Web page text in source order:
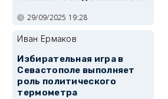
29/09/2025 19:28
Иван Ермаков
Избирательная игра в
Севастополе выполняет
роль политического
термометра